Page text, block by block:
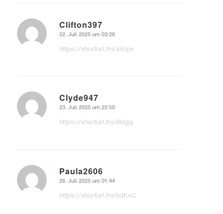
Clifton397
sagte:
22. Juli 2025 um 03:26
https://shorturl.fm/xh5pv
Clyde947
sagte:
23. Juli 2025 um 22:50
https://shorturl.fm/8ldgg
Paula2606
sagte:
26. Juli 2025 um 01:44
https://shorturl.fm/sdKvC